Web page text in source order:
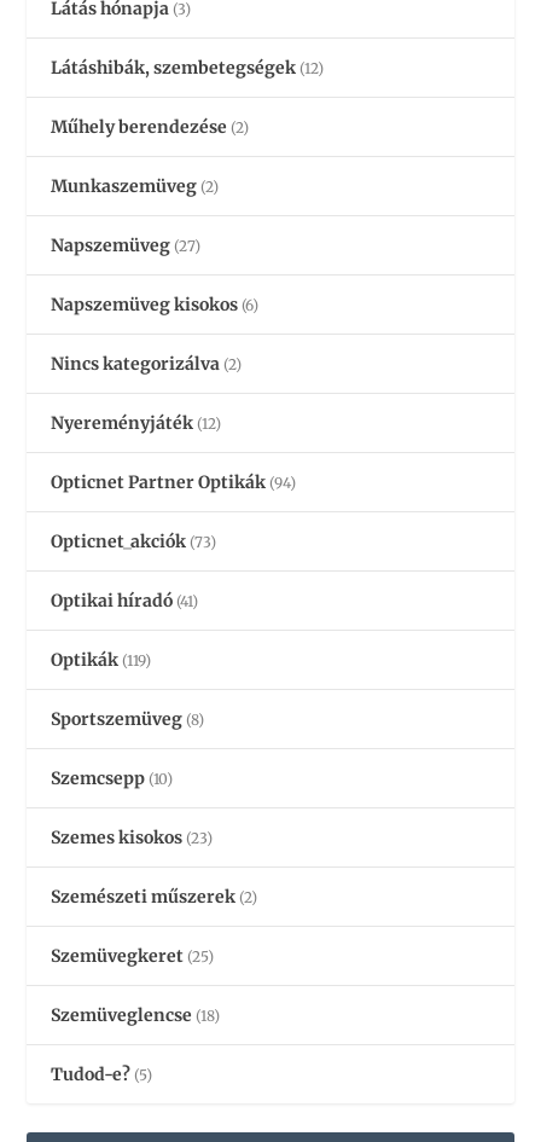
Látás hónapja (3)
Látáshibák, szembetegségek (12)
Műhely berendezése (2)
Munkaszemüveg (2)
Napszemüveg (27)
Napszemüveg kisokos (6)
Nincs kategorizálva (2)
Nyereményjáték (12)
Opticnet Partner Optikák (94)
Opticnet_akciók (73)
Optikai híradó (41)
Optikák (119)
Sportszemüveg (8)
Szemcsepp (10)
Szemes kisokos (23)
Szemészeti műszerek (2)
Szemüvegkeret (25)
Szemüveglencse (18)
Tudod-e? (5)